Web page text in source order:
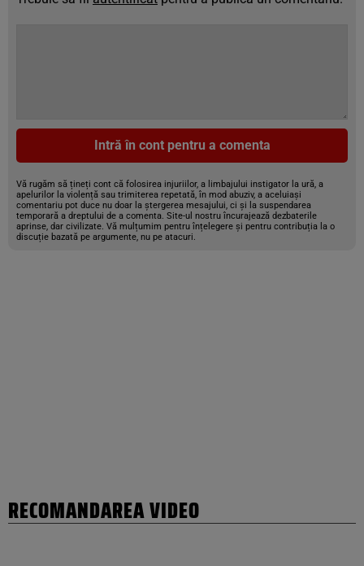
Intră în cont pentru a comenta
Vă rugăm să țineți cont că folosirea injuriilor, a limbajului instigator la ură, a
apelurilor la violență sau trimiterea repetată, în mod abuziv, a aceluiași
comentariu pot duce nu doar la ștergerea mesajului, ci și la suspendarea
temporară a dreptului de a comenta. Site-ul nostru încurajează dezbaterile
aprinse, dar civilizate. Vă mulțumim pentru înțelegere și pentru contribuția la o
discuție bazată pe argumente, nu pe atacuri.
RECOMANDAREA VIDEO